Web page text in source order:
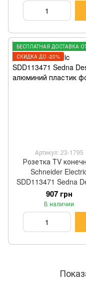
СКИДКА ДО -20%
Артикул: 23-1795
Розетка TV
Schneider
SDD113471 Sedna
алюминий пластик
907 грн
В наличии